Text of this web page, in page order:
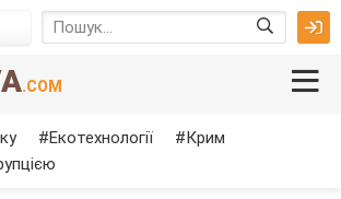
.COM
Екотехнології
Крим